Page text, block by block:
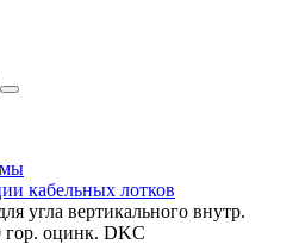
кабельных лотков
угла вертикального внутр.
гор. оцинк. DKC